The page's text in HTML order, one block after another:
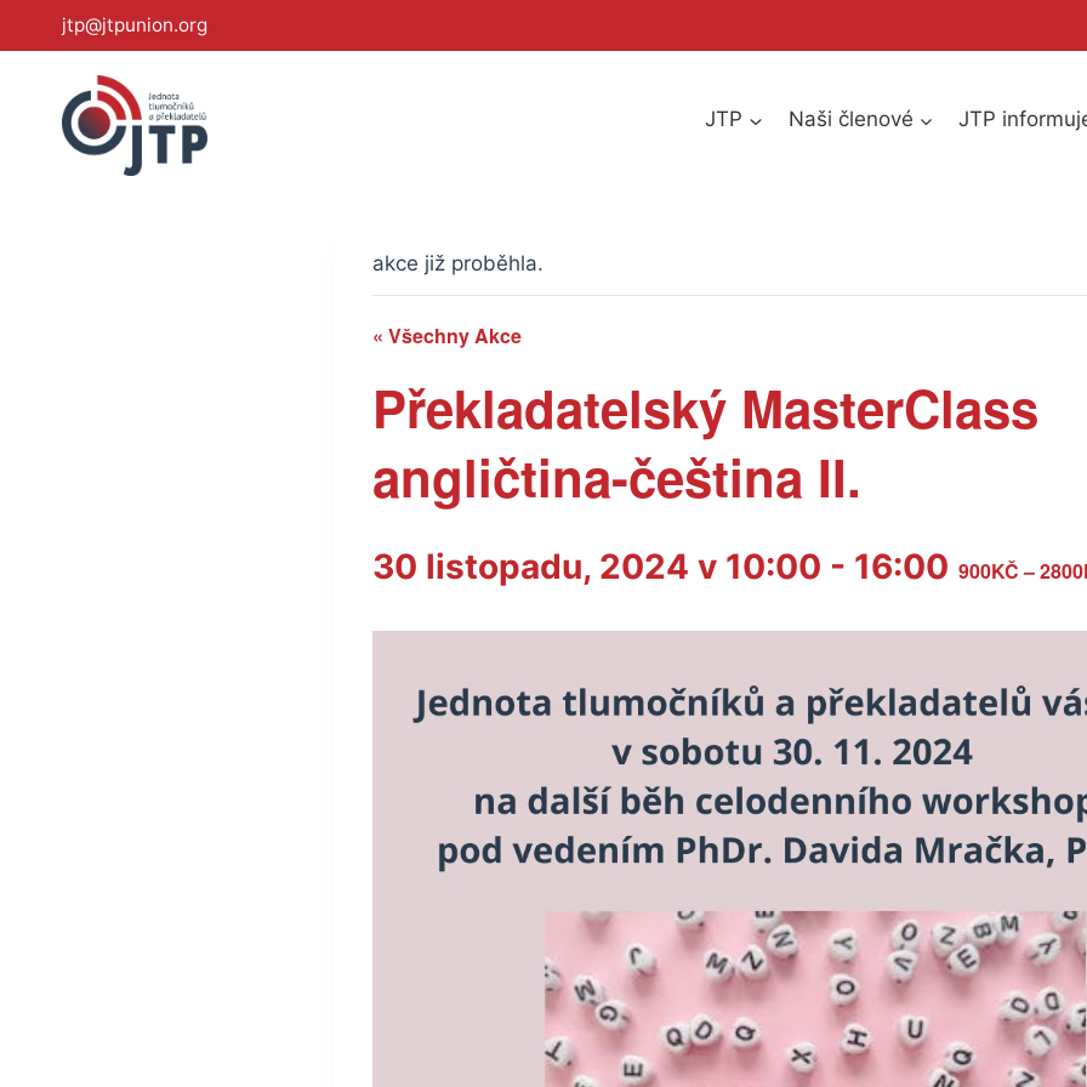
Přeskočit
na
jtp@jtpunion.org
JTP Naši členové JTP
akce již proběhla.
« Všechny Akce
Překladatelský MasterClass
angličtina-čeština II.
30 listopadu, 2024 v 10:00 - 16:00 900KČ –